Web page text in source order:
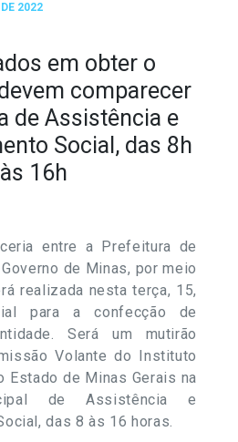
2022
em obter o
comparecer
de Assistência e
Social, das 8h
às 16h
entre a Prefeitura de
de Minas, por meio
realizada nesta terça, 15,
para a confecção de
Será um mutirão
Volante do Instituto
Estado de Minas Gerais na
de Assistência e
das 8 às 16 horas.